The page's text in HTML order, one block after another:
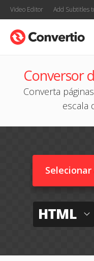
Video Editor Add Subtitles
Conversor
Converta
escala
HTML